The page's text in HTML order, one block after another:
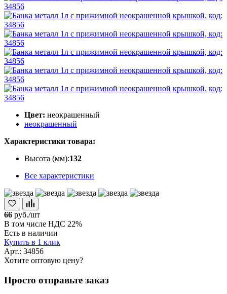
Цвет: неокрашенный
неокрашенный
Характеристики товара:
Высота (мм):132
Все характеристики
66 руб./шт
В том числе НДС 22%
Есть в наличии
Купить в 1 клик
Арт.: 34856
Хотите оптовую цену?
Просто отправьте заказ